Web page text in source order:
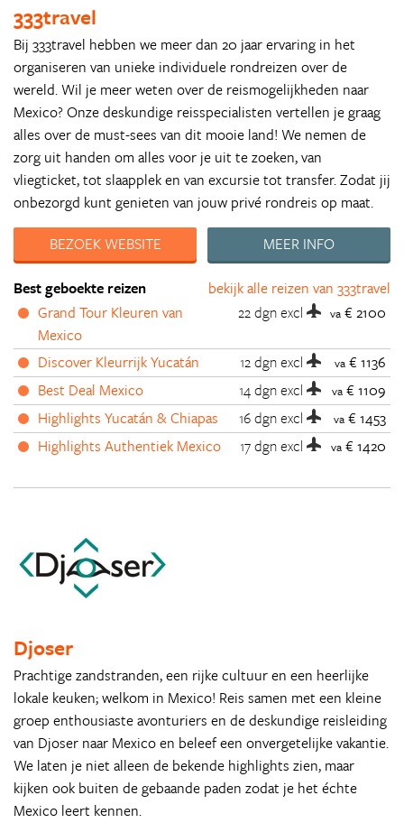
333travel
Bij 333travel hebben we meer dan 20 jaar ervaring in het
organiseren van unieke individuele rondreizen over de
wereld. Wil je meer weten over de reismogelijkheden naar
Mexico? Onze deskundige reisspecialisten vertellen je graag
alles over de must-sees van dit mooie land! We nemen de
zorg uit handen om alles voor je uit te zoeken, van
vliegticket, tot slaapplek en van excursie tot transfer. Zodat jij
onbezorgd kunt genieten van jouw privé rondreis op maat.
BEZOEK WEBSITE
MEER INFO
bekijk alle reizen van 333travel
Best geboekte reizen
Grand Tour Kleuren van
Mexico
22 dgnexcl va € 2100
Discover Kleurrijk Yucatán 12 dgnexcl va € 1136
Best Deal Mexico
14 dgnexcl va € 1109
Highlights Yucatán & Chiapas
16 dgnexcl va € 1453
Highlights Authentiek Mexico
17 dgnexcl va € 1420
Djoser
Prachtige zandstranden, een rijke cultuur en een heerlijke
lokale keuken; welkom in Mexico! Reis samen met een kleine
groep enthousiaste avonturiers en de deskundige reisleiding
van Djoser naar Mexico en beleef een onvergetelijke vakantie.
We laten je niet alleen de bekende highlights zien, maar
kijken ook buiten de gebaande paden zodat je het échte
Mexico leert kennen.